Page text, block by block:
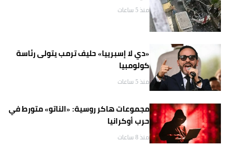
منذ 5 ساعات
«دي لا إسبرييا» حليف ترمب يتولى رئاسة
كولومبيا
منذ 5 ساعات
مجموعات هاكر روسية: «الناتو» متورط في
حرب أوكرانيا
منذ 8 ساعات